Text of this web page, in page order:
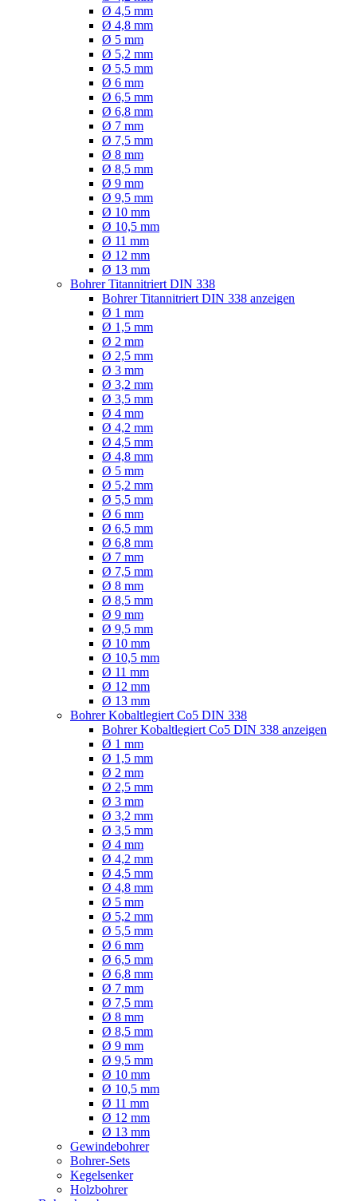
Ø 4,5 mm
Ø 4,8 mm
Ø 5 mm
Ø 5,2 mm
Ø 5,5 mm
Ø 6 mm
Ø 6,5 mm
Ø 6,8 mm
Ø 7 mm
Ø 7,5 mm
Ø 8 mm
Ø 8,5 mm
Ø 9 mm
Ø 9,5 mm
Ø 10 mm
Ø 10,5 mm
Ø 11 mm
Ø 12 mm
Ø 13 mm
Bohrer Titannitriert DIN 338
Bohrer Titannitriert DIN 338 anzeigen
Ø 1 mm
Ø 1,5 mm
Ø 2 mm
Ø 2,5 mm
Ø 3 mm
Ø 3,2 mm
Ø 3,5 mm
Ø 4 mm
Ø 4,2 mm
Ø 4,5 mm
Ø 4,8 mm
Ø 5 mm
Ø 5,2 mm
Ø 5,5 mm
Ø 6 mm
Ø 6,5 mm
Ø 6,8 mm
Ø 7 mm
Ø 7,5 mm
Ø 8 mm
Ø 8,5 mm
Ø 9 mm
Ø 9,5 mm
Ø 10 mm
Ø 10,5 mm
Ø 11 mm
Ø 12 mm
Ø 13 mm
Bohrer Kobaltlegiert Co5 DIN 338
Bohrer Kobaltlegiert Co5 DIN 338 anzeigen
Ø 1 mm
Ø 1,5 mm
Ø 2 mm
Ø 2,5 mm
Ø 3 mm
Ø 3,2 mm
Ø 3,5 mm
Ø 4 mm
Ø 4,2 mm
Ø 4,5 mm
Ø 4,8 mm
Ø 5 mm
Ø 5,2 mm
Ø 5,5 mm
Ø 6 mm
Ø 6,5 mm
Ø 6,8 mm
Ø 7 mm
Ø 7,5 mm
Ø 8 mm
Ø 8,5 mm
Ø 9 mm
Ø 9,5 mm
Ø 10 mm
Ø 10,5 mm
Ø 11 mm
Ø 12 mm
Ø 13 mm
Gewindebohrer
Bohrer-Sets
Kegelsenker
Holzbohrer